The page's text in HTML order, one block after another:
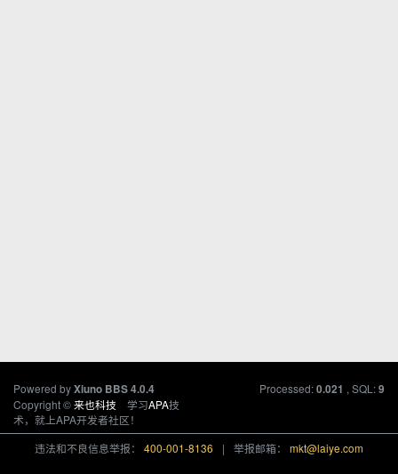
Powered byXiuno BBS4.0.4
Copyright ©来也科技 学习APA技
术，就上APA开发者社区！
Processed:0.021 , SQL:9
违法和不良信息举报： 400-001-8136 | 举报邮箱： mkt@laiye.com